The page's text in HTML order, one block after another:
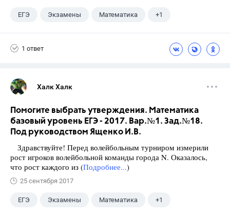
ЕГЭ Экзамены Математика +1
1 ответ
Халк Халк
Помогите выбрать утверждения. Математика
базовый уровень ЕГЭ - 2017. Вар.№1. Зад.№18.
Под руководством Ященко И.В.
Здравствуйте! Перед волейбольным турниром измерили
рост игроков волейбольной команды города N. Оказалось,
что рост каждого из (Подробнее...)
25 сентября 2017
ЕГЭ Экзамены Математика +1